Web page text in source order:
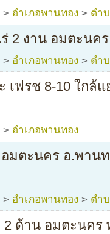
> อำเภอพานทอง > ตำ
2 งาน อมตะนค
> อำเภอพานทอง > ตำ
เฟรช 8-10 ใกล้
> อำเภอพานทอง
มตะนคร อ.พาน
> อำเภอพานทอง > ตำ
2 ด้าน อมตะนคร